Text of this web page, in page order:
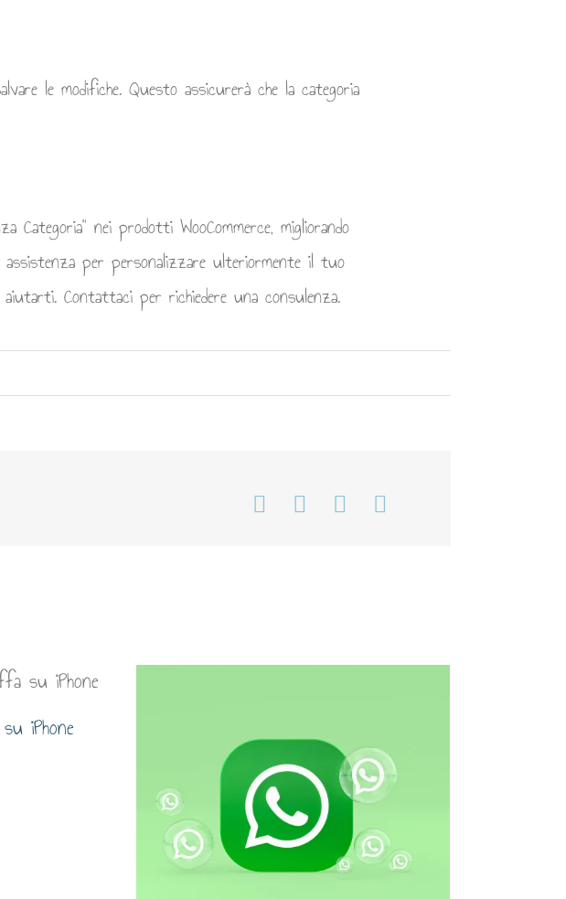
le modifiche. Questo assicurerà che la categoria
Categoria" nei prodotti WooCommerce, migliorando
assistenza per personalizzare ulteriormente il tuo
Contattaci per richiedere una consulenza.
Facebook
WhatsApp
Telegram
Email
iPhone